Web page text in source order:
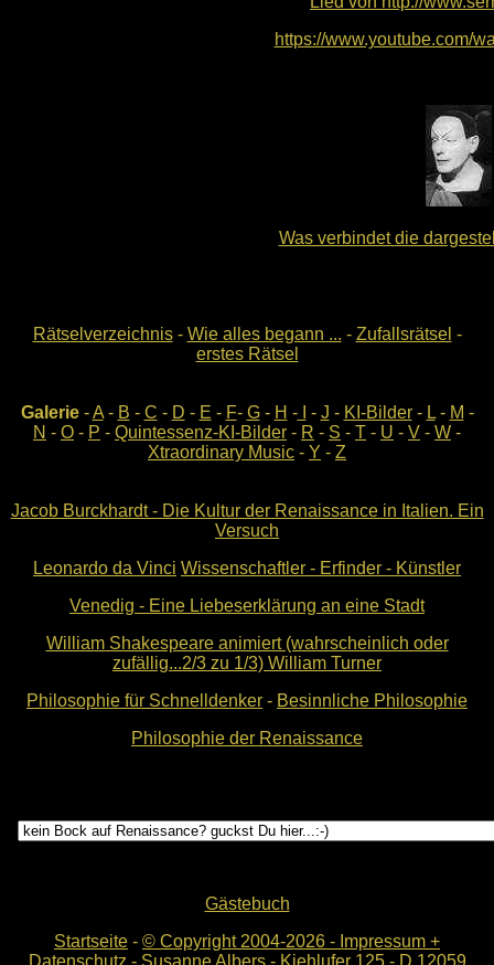
https://www.youtube.com/
Was verbindet die
Rätselverzeichnis- Wie alles begann ... - Zufallsrätsel -
erstes Rätsel
Galerie-A- B - C - D - E - F- G- H -I - J - KI-Bilder- L- M -
N - O - P - Quintessenz-KI-Bilder - R - S - T - U - V - W -
Xtraordinary Music - Y - Z
Jacob Burckhardt - Die Kultur der Renaissance in Italien. Ein
Versuch
Leonardo da Vinci Wissenschaftler - Erfinder - Künstler
Venedig - Eine Liebeserklärung an eine Stadt
William Shakespeare animiert (wahrscheinlich oder
zufällig...2/3 zu 1/3) William Turner
Philosophie für Schnelldenker - Besinnliche Philosophie
Philosophie der Renaissance
Gästebuch
Startseite - © Copyright 2004-2026 - Impressum +
Datenschutz - Susanne Albers - Kiehlufer 125 - D 12059